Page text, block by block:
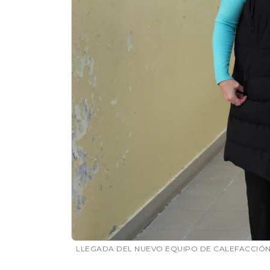
LLEGADA DEL NUEVO EQUIPO DE